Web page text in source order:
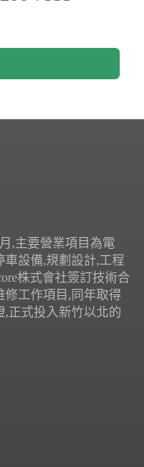
,主要營業項目為電
設備,規劃設計,工程
株式會社簽訂技術合
修工作項目,同年取得
,正式投入新竹以北的